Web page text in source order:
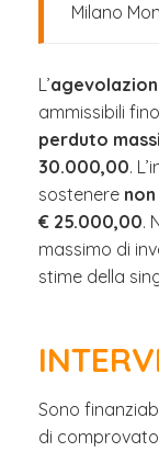
Milano
L’
ammissibili
perduto
30.000,00.
sostenere
€ 25.000,00.
massimo di
stime della
Sono
di